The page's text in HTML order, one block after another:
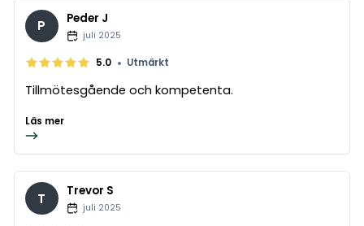
P Peder J
juli 2025
5.0 • Utmärkt
Tillmötesgående och kompetenta.
Läs mer
T Trevor S
juli 2025